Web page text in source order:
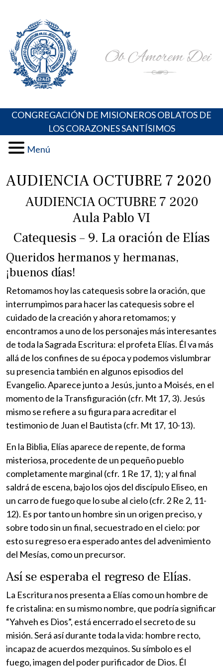
content
Portal de los Padres Oblatos. Advocaciones Marianas,
Oraciones, Música religiosa y más
CONGREGACIÓN DE MISIONEROS OBLATOS DE
LOS CORAZONES SANTÍSIMOS
Menú
AUDIENCIA OCTUBRE 7 2020
AUDIENCIA OCTUBRE 7 2020
Aula Pablo VI
Catequesis – 9. La oración de Elías
Queridos hermanos y hermanas,
¡buenos días!
Retomamos hoy las catequesis sobre la oración, que
interrumpimos para hacer las catequesis sobre el
cuidado de la creación y ahora retomamos; y
encontramos a uno de los personajes más interesantes
de toda la Sagrada Escritura: el profeta Elías. Él va más
allá de los confines de su época y podemos vislumbrar
su presencia también en algunos episodios del
Evangelio. Aparece junto a Jesús, junto a Moisés, en el
momento de la Transfiguración (cfr. Mt 17, 3). Jesús
mismo se refiere a su figura para acreditar el
testimonio de Juan el Bautista (cfr. Mt 17, 10-13).
En la Biblia, Elías aparece de repente, de forma
misteriosa, procedente de un pequeño pueblo
completamente marginal (cfr. 1 Re 17, 1); y al final
saldrá de escena, bajo los ojos del discípulo Eliseo, en
un carro de fuego que lo sube al cielo (cfr. 2 Re 2, 11-
12). Es por tanto un hombre sin un origen preciso, y
sobre todo sin un final, secuestrado en el cielo: por
esto su regreso era esperado antes del advenimiento
del Mesías, como un precursor.
Así se esperaba el regreso de Elías.
La Escritura nos presenta a Elías como un hombre de
fe cristalina: en su mismo nombre, que podría significar
“Yahveh es Dios”, está encerrado el secreto de su
misión. Será así durante toda la vida: hombre recto,
incapaz de acuerdos mezquinos. Su símbolo es el
fuego, imagen del poder purificador de Dios. Él